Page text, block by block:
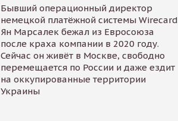
Бывший операционный директор
немецкой платёжной системы Wirecard
Ян Марсалек бежал из Евросоюза
после краха компании в 2020 году.
Сейчас он живёт в Москве, свободно
перемещается по России и даже ездит
на оккупированные территории
Украины